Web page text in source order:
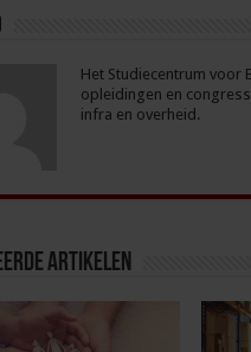
Het Studiecentrum voor
opleidingen en
infra en overheid.
Artikelen